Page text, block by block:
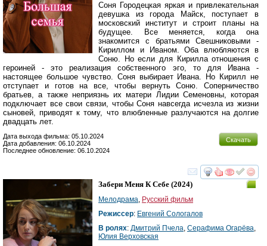
Соня Городецкая яркая и привлекательная
девушка из города Майск, поступает в
московский институт и строит планы на
будущее. Все меняется, когда она
знакомится с братьями Свешниковыми -
Кириллом и Иваном. Оба влюбляются в
Соню. Но если для Кирилла отношения с
героиней - это реализация собственного эго, то для Ивана -
настоящее большое чувство. Соня выбирает Ивана. Но Кирилл не
отступает и готов на все, чтобы вернуть Соню. Соперничество
братьев, а также неприязнь их матери Лидии Семеновны, которая
подключает все свои связи, чтобы Соня навсегда исчезла из жизни
сыновей, приводят к тому, что влюбленные разлучаются на долгие
двадцать лет.
Скачать
Дата выхода фильма: 05.10.2024
Дата добавления: 06.10.2024
Последнее обновление: 06.10.2024
смотреть
Забери Меня К Себе (2024)
Мелодрама, Русский фильм
Режиссер: Евгений Сологалов
В ролях: Дмитрий Пчела, Серафима Огарёва,
Юлия Верховская